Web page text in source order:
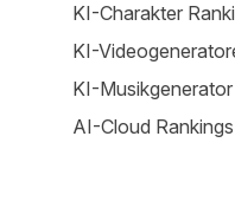
KI-Charakter
KI-
KI-
AI-Cloud Rankings